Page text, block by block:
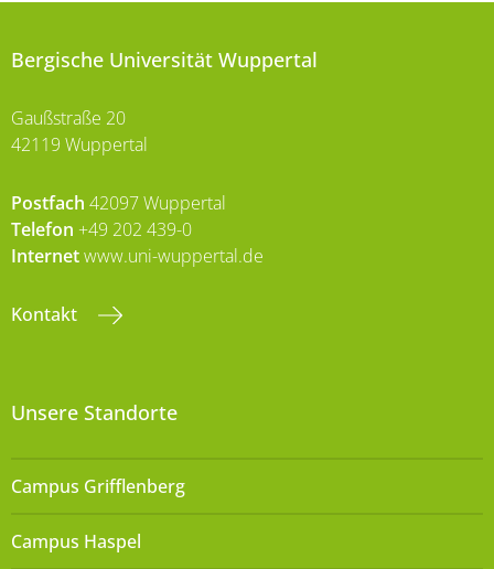
Bergische Universität Wuppertal
Gaußstraße 20
42119 Wuppertal
Postfach 42097 Wuppertal
Telefon +49 202 439-0
Internetwww.uni-wuppertal.de
Kontakt
Unsere Standorte
Campus Grifflenberg
Campus Haspel